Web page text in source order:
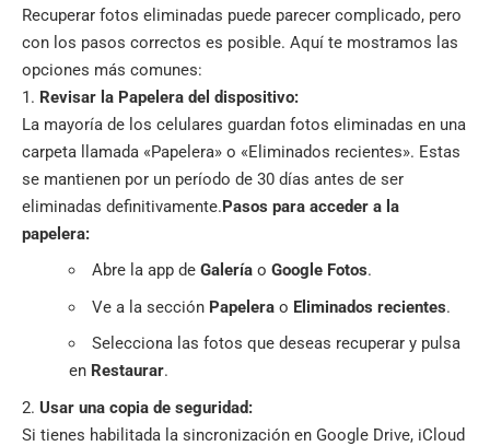
Recuperar fotos eliminadas puede parecer complicado, pero
con los pasos correctos es posible. Aquí te mostramos las
opciones más comunes:
Revisar la Papelera del dispositivo:
La mayoría de los celulares guardan fotos eliminadas en una
carpeta llamada «Papelera» o «Eliminados recientes». Estas
se mantienen por un período de 30 días antes de ser
eliminadas definitivamente.Pasos para acceder a la
papelera:
Abre la app de Galeríao Google Fotos.
Ve a la sección Papelerao Eliminados recientes.
Selecciona las fotos que deseas recuperar y pulsa
en Restaurar.
Usar una copia de seguridad:
Si tienes habilitada la sincronización en Google Drive, iCloud